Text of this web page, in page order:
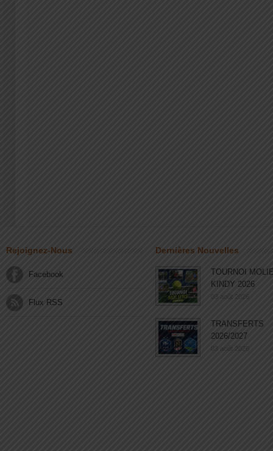
Rejoignez-Nous
Facebook
Flux RSS
Dernières Nouvelles
TOURNOI
KINDY 2026
03 août 2026
TRANSFERTS
2026/2027
03 août 2026